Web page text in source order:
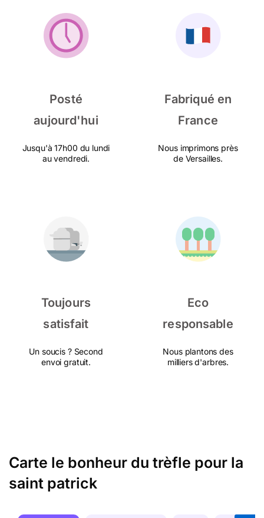
Posté
aujourd'hui
Jusqu'à 17h00 du lundi
au vendredi.
Fabriqué en
France
Nous imprimons près
de Versailles.
Toujours
satisfait
Un soucis ? Second
envoi gratuit.
Eco
responsable
Nous plantons des
milliers d'arbres.
Carte le bonheur du trèfle pour la
saint patrick